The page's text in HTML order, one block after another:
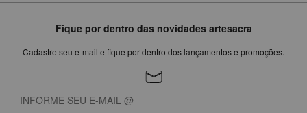
Fique por dentro das novidades artesacra
Cadastre seu e-mail e fique por dentro dos lançamentos e promoções.